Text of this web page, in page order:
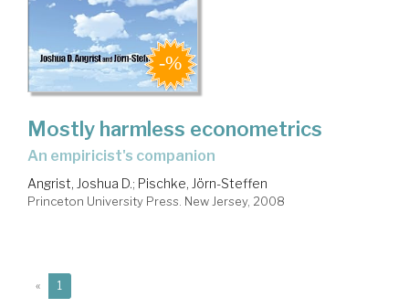
Mostly harmless econometrics
an empiricist's companion
Angrist, Joshua D.; Pischke, Jörn-Steffen
Princeton University Press. New Jersey, 2008
« 1